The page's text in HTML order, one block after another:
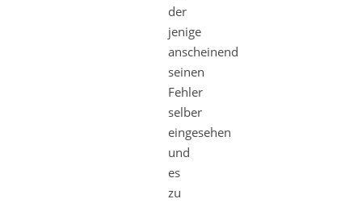
der
jenige
anscheinend
seinen
Fehler
selber
eingesehen
und
es
zu